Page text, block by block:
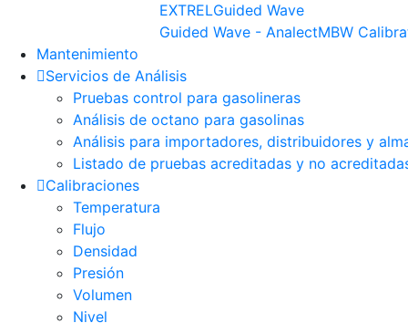
EXTRELGuided Wave
Guided Wave - AnalectMBW
Mantenimiento
Servicios de Análisis
Pruebas control para gasolineras
Análisis de octano para gasolinas
Análisis para importadores, distribuidores y
Listado de pruebas acreditadas y no
Calibraciones
Temperatura
Flujo
Densidad
Presión
Volumen
Nivel